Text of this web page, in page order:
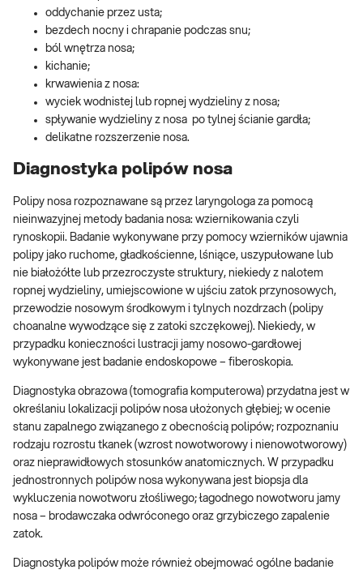
oddychanie przez usta;
bezdech nocny i chrapanie podczas snu;
ból wnętrza nosa;
kichanie;
krwawienia z nosa:
wyciek wodnistej lub ropnej wydzieliny z nosa;
spływanie wydzieliny z nosa po tylnej ścianie gardła;
delikatne rozszerzenie nosa.
Diagnostyka polipów nosa
Polipy nosa rozpoznawane są przez laryngologa za pomocą
nieinwazyjnej metody badania nosa: wziernikowania czyli
rynoskopii. Badanie wykonywane przy pomocy wzierników ujawnia
polipy jako ruchome, gładkościenne, lśniące, uszypułowane lub
nie białożółte lub przezroczyste struktury, niekiedy z nalotem
ropnej wydzieliny, umiejscowione w ujściu zatok przynosowych,
przewodzie nosowym środkowym i tylnych nozdrzach (polipy
choanalne wywodzące się z zatoki szczękowej). Niekiedy, w
przypadku konieczności lustracji jamy nosowo-gardłowej
wykonywane jest badanie endoskopowe – fiberoskopia.
Diagnostyka obrazowa (tomografia komputerowa) przydatna jest w
określaniu lokalizacji polipów nosa ułożonych głębiej; w ocenie
stanu zapalnego związanego z obecnością polipów; rozpoznaniu
rodzaju rozrostu tkanek (wzrost nowotworowy i nienowotworowy)
oraz nieprawidłowych stosunków anatomicznych. W przypadku
jednostronnych polipów nosa wykonywana jest biopsja dla
wykluczenia nowotworu złośliwego; łagodnego nowotworu jamy
nosa – brodawczaka odwróconego oraz grzybiczego zapalenie
zatok.
Diagnostyka polipów może również obejmować ogólne badanie